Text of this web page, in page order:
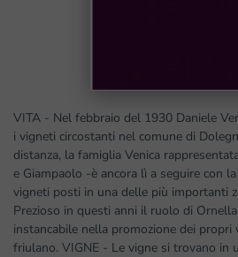
VITA - Nel febbraio del 1930 Daniele
i vigneti circostanti nel comune di
distanza, la famiglia Venica
e Giampaolo -è ancora lì a seguire con
vigneti posti in una delle più importanti
Prezioso in questi anni il ruolo di
instancabile nella promozione dei
friulano. VIGNE - Le vigne si trovano in